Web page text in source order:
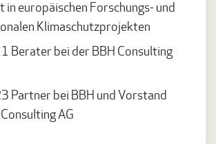
europäischen Forschungs- und
Klimaschutzprojekten
Berater bei der BBH Consulting
Partner bei BBH und Vorstand
AG